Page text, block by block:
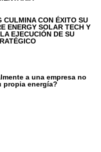
CULMINA CON ÉXITO SU
ENERGY SOLAR TECH Y
EJECUCIÓN DE SU
a una empresa no
propia energía?